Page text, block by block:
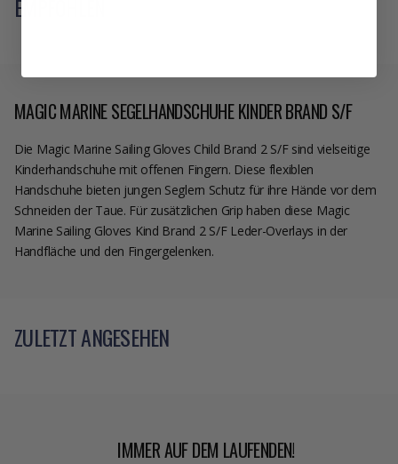
EMPFOHLEN
MAGIC MARINE SEGELHANDSCHUHE KINDER BRAND S/F
Die Magic Marine Sailing Gloves Child Brand 2 S/F sind vielseitige
Kinderhandschuhe mit offenen Fingern. Diese flexiblen
Handschuhe bieten jungen Seglern Schutz für ihre Hände vor dem
Schneiden der Taue. Für zusätzlichen Grip haben diese Magic
Marine Sailing Gloves Kind Brand 2 S/F Leder-Overlays in der
Handfläche und den Fingergelenken.
ZULETZT ANGESEHEN
IMMER AUF DEM LAUFENDEN!